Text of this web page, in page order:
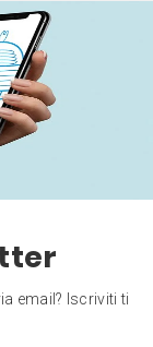
email? Iscriviti ti